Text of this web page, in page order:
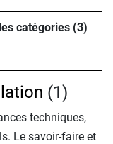
catégories (3)
(1)
techniques,
Le savoir-faire et